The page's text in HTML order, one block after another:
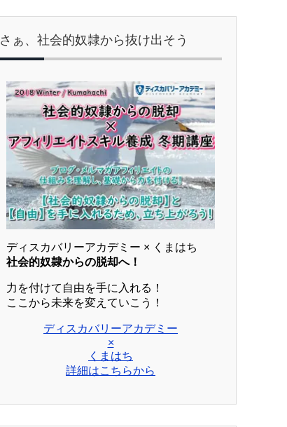
さぁ、社会的奴隷から抜け出そう
ディスカバリーアカデミー × くまはち
社会的奴隷からの脱却へ！
力を付けて自由を手に入れる！
ここから未来を変えていこう！
ディスカバリーアカデミー
×
くまはち
詳細はこちらから